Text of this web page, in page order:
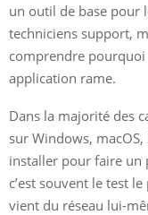
un outil de base pour
techniciens support,
comprendre pourquoi
application rame.
Dans la majorité des
sur Windows,
installer pour faire un
c’est souvent le test
vient du réseau lui-